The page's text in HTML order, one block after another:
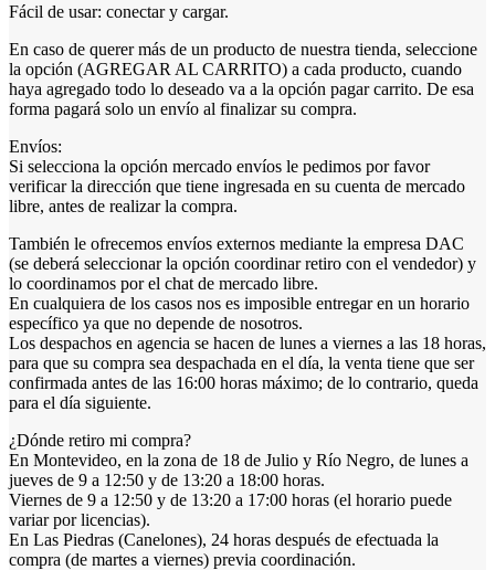
Fácil de usar: conectar y cargar.
En caso de querer más de un producto de nuestra tienda, seleccione
la opción (AGREGAR AL CARRITO) a cada producto, cuando
haya agregado todo lo deseado va a la opción pagar carrito. De esa
forma pagará solo un envío al finalizar su compra.
Envíos:
Si selecciona la opción mercado envíos le pedimos por favor
verificar la dirección que tiene ingresada en su cuenta de mercado
libre, antes de realizar la compra.
También le ofrecemos envíos externos mediante la empresa DAC
(se deberá seleccionar la opción coordinar retiro con el vendedor) y
lo coordinamos por el chat de mercado libre.
En cualquiera de los casos nos es imposible entregar en un horario
específico ya que no depende de nosotros.
Los despachos en agencia se hacen de lunes a viernes a las 18 horas,
para que su compra sea despachada en el día, la venta tiene que ser
confirmada antes de las 16:00 horas máximo; de lo contrario, queda
para el día siguiente.
¿Dónde retiro mi compra?
En Montevideo, en la zona de 18 de Julio y Río Negro, de lunes a
jueves de 9 a 12:50 y de 13:20 a 18:00 horas.
Viernes de 9 a 12:50 y de 13:20 a 17:00 horas (el horario puede
variar por licencias).
En Las Piedras (Canelones), 24 horas después de efectuada la
compra (de martes a viernes) previa coordinación.